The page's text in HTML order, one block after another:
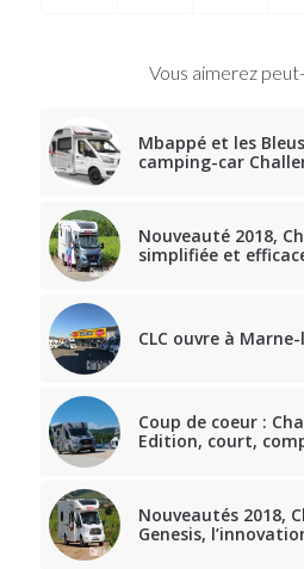
Vous aimerez
Mbappé et les
camping-car
Nouveauté 2018,
simplifiée et
CLC ouvre à
Coup de coeur :
Edition, court,
Nouveautés 2018,
Genesis,